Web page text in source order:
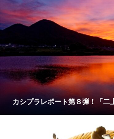
カシプラレポート第８弾！「二